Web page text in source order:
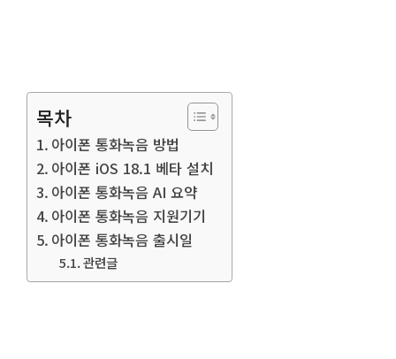
목차
아이폰 통화녹음 방법
아이폰 iOS 18.1 베타 설치
아이폰 통화녹음 AI 요약
아이폰 통화녹음 지원기기
아이폰 통화녹음 출시일
관련글